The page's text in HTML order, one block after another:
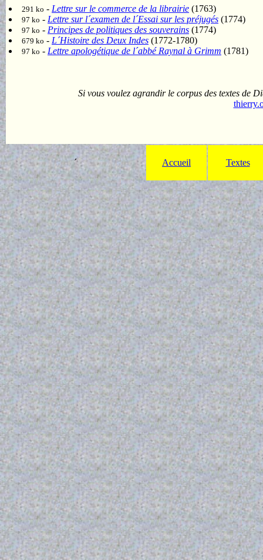
291 ko - Lettre sur le commerce de la librairie (1763)
97 ko - Lettre sur l´examen de l´Essai sur les préjugés (1774)
97 ko - Principes de politiques des souverains (1774)
679 ko - L´Histoire des Deux Indes (1772-1780)
97 ko - Lettre apologétique de l´abbé Raynal à Grimm (1781)
Si vous voulez agrandir le corpus des textes de
´ Accueil Textes